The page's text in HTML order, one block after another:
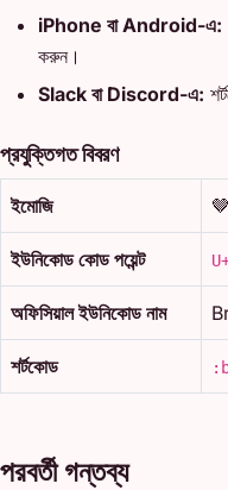
iPhone বা Android-এ:
করুন।
Slack বা Discord-এ:
প্রযুক্তিগত বিবরণ
ইমোজি 🤎
ইউনিকোড কোড পয়েন্ট
অফিসিয়াল ইউনিকোড নাম
শর্টকোড
পরবর্তী গন্তব্য